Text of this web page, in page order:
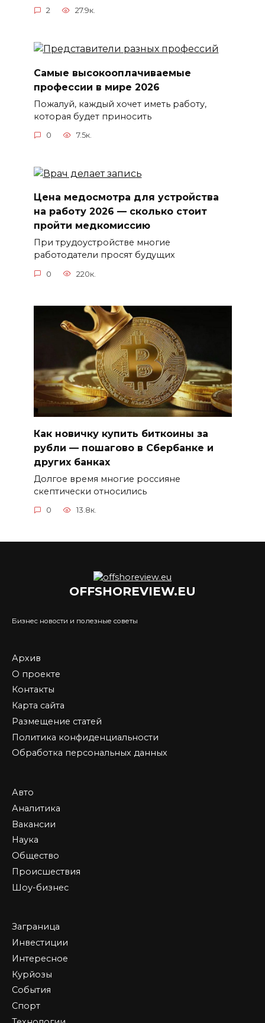
2 27.9к.
Самые высокооплачиваемые
профессии в мире 2026
Пожалуй, каждый хочет иметь работу,
которая будет приносить
0 7.5к.
Цена медосмотра для устройства
на работу 2026 — сколько стоит
пройти медкомиссию
При трудоустройстве многие
работодатели просят будущих
0 220к.
Как новичку купить биткоины за
рубли — пошагово в Сбербанке и
других банках
Долгое время многие россияне
скептически относились
0 13.8к.
OFFSHOREVIEW.EU
Бизнес новости и полезные советы
Архив
О проекте
Контакты
Карта сайта
Размещение статей
Политика конфиденциальности
Обработка персональных данных
Авто
Аналитика
Вакансии
Наука
Общество
Происшествия
Шоу-бизнес
Заграница
Инвестиции
Интересное
Курйозы
События
Спорт